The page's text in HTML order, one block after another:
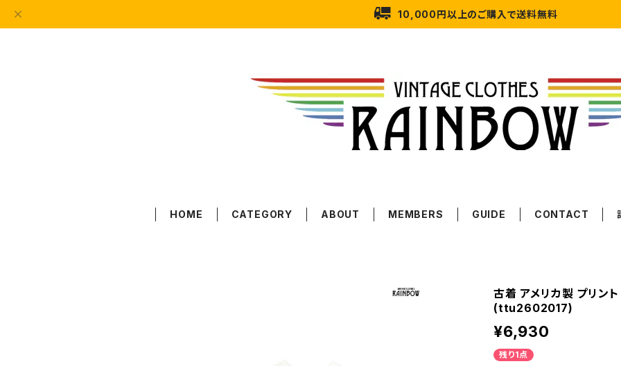
10,000円以上のご購入で送料無料
HOME CATEGORY ABOUT MEMBERS GUIDE CONTACT
古着 アメリカ製 プリン
(ttu2602017)
¥6,930
残り1点